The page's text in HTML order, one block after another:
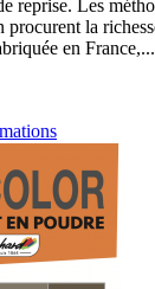
reprise. Les
la
en France,...